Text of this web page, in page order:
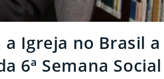
Igreja no Brasil a
6ª Semana Social